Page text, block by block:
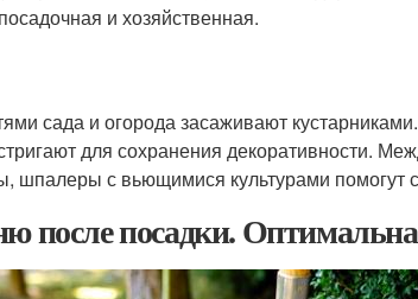
и хозяйственная.
сада и огорода засаживают
для сохранения декоративности.
с вьющимися культурами помогут
после посадки.